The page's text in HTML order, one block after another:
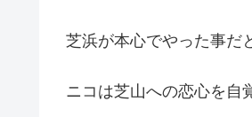
芝浜が本心でやった事だ
ニコは芝山への恋心を自